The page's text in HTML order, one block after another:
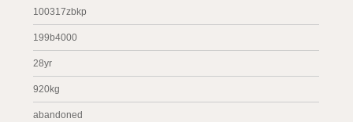
100317zbkp
199b4000
28yr
920kg
abandoned